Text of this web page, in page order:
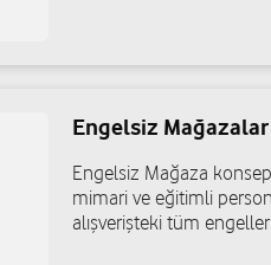
Gündüz
Sok. No:14/A Bornova/İzmir
Engelsiz Mağazalar
Engelsiz Mağaza
mimari ve eğitimli
alışverişteki tüm